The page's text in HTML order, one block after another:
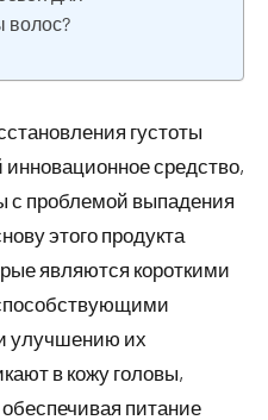
волос?
густоты
средство,
с проблемой выпадения
этого продукта
являются короткими
улучшению их
в кожу головы,
питание